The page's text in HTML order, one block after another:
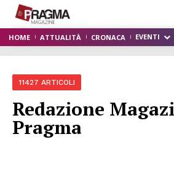
HOME ATTUALITÀ CRONACA EVENTI
11427 ARTICOLI
Redazione
Pragma